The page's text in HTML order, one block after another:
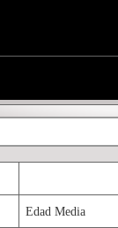
Edad Media